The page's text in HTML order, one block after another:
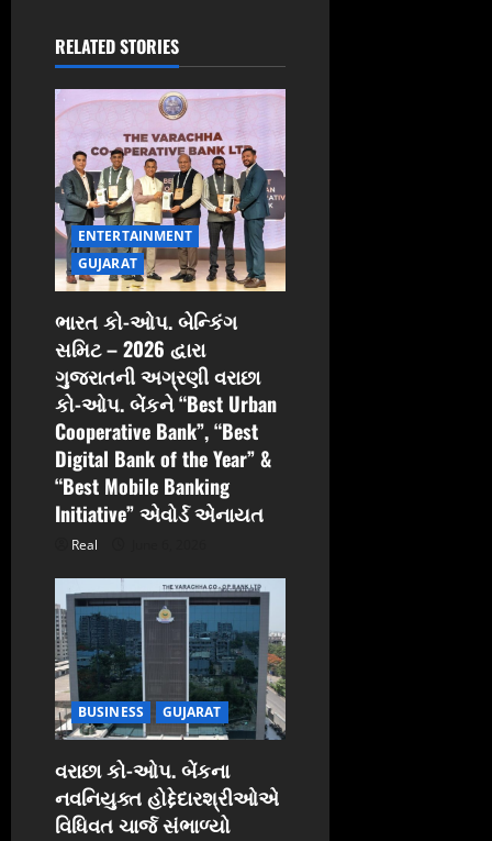
i
g
a
t
i
o
n
RELATED STORIES
ENTERTAINMENT
GUJARAT
ભારત કો-ઓપ. બેન્કિંગ
સમિટ – 2026 દ્વારા
ગુજરાતની અગ્રણી વરાછા
કો-ઓપ. બેંકને “Best Urban
Cooperative Bank”, “Best
Digital Bank of the Year” &
“Best Mobile Banking
Initiative” એવોર્ડ એનાયત
Real
BUSINESS GUJARAT
વરાછા કો-ઓપ. બેંકના
નવનિયુક્ત હોદ્દેદારશ્રીઓએ
વિધિવત ચાર્જ સંભાળ્યો